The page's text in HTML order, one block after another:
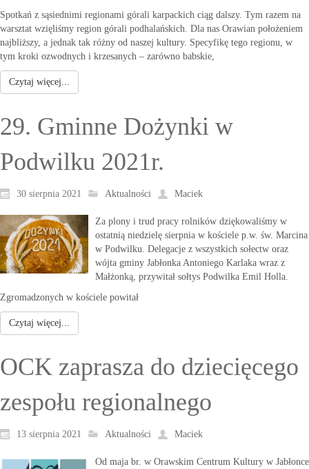
Spotkań z sąsiednimi regionami górali karpackich ciąg dalszy. Tym razem na
warsztat wzięliśmy region górali podhalańskich. Dla nas Orawian położeniem
najbliższy, a jednak tak różny od naszej kultury. Specyfikę tego regionu, w
tym kroki ozwodnych i krzesanych – zarówno babskie,
Czytaj więcej...
29. Gminne Dożynki w
Podwilku 2021r.
30 sierpnia 2021 Aktualności Maciek
Za plony i trud pracy rolników dziękowaliśmy w
ostatnią niedzielę sierpnia w kościele p.w. św. Marcina
w Podwilku. Delegacje z wszystkich sołectw oraz
wójta gminy Jabłonka Antoniego Karlaka wraz z
Małżonką, przywitał sołtys Podwilka Emil Holla.
Zgromadzonych w kościele powitał
Czytaj więcej...
OCK zaprasza do dziecięcego
zespołu regionalnego
13 sierpnia 2021 Aktualności Maciek
Od maja br. w Orawskim Centrum Kultury w Jabłonce